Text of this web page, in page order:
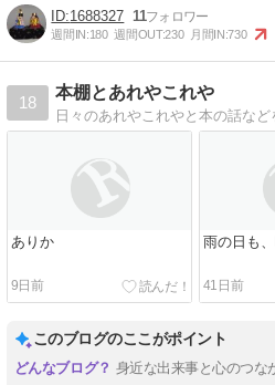
1688327 11
週間IN:180 週間OUT:230 月間IN:730
18
本棚とあれやこれや
日々のあれやこれやと本の話など
ありか
9日前
雨の日も
41日前
このブログのここがポイント
身近な出来事と心のつな